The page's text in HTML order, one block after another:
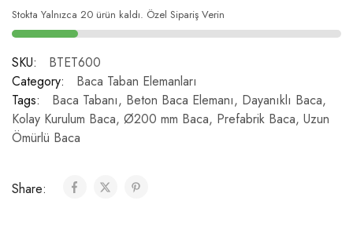
Stokta Yalnızca 20 ürün kaldı. Özel Sipariş Verin
SKU:
BTET600
Category:
Baca Taban Elemanları
Tags:
Baca Tabanı, Beton Baca Elemanı, Dayanıklı Baca,
Kolay Kurulum Baca, Ø200 mm Baca, Prefabrik Baca, Uzun
Ömürlü Baca
Share: